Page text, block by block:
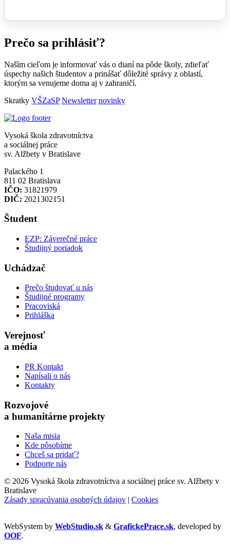
Prečo sa prihlásiť?
Naším cieľom je informovať vás o dianí na pôde školy, zdieľať
úspechy našich študentov a prinášať dôležité správy z oblastí,
ktorým sa venujeme doma aj v zahraničí.
Skratky VŠZaSP Newsletter novinky
Vysoká škola zdravotníctva
a sociálnej práce
sv. Alžbety v Bratislave
Palackého 1
811 02 Bratislava
IČO: 31821979
DIČ: 2021302151
Študent
EZP: Záverečné práce
Študijný poriadok
Uchádzač
Prečo študovať u nás
Študijné programy
Pracoviská
Prihláška
Verejnosť
a média
PR Kontakt
Napísali o nás
Kontakty
Rozvojové
a humanitárne projekty
Naša misia
Kde pôsobíme
Chceš sa pridať?
Podporte nás
© 2026 Vysoká škola zdravotníctva a sociálnej práce sv. Alžbety v
Bratislave
Zásady spracúvania osobných údajov | Cookies
WebSystem by WebStudio.sk & GrafickePrace.sk, developed by
OOF.